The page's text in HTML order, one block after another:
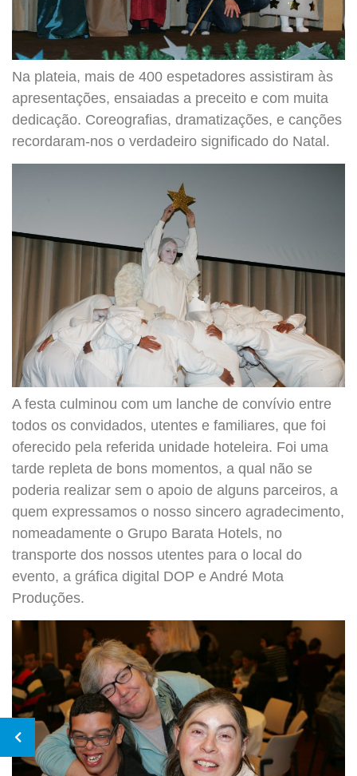
Na plateia, mais de 400 espetadores assistiram às
apresentações, ensaiadas a preceito e com muita
dedicação. Coreografias, dramatizações, e canções
recordaram-nos o verdadeiro significado do Natal.
A festa culminou com um lanche de convívio entre
todos os convidados, utentes e familiares, que foi
oferecido pela referida unidade hoteleira. Foi uma
tarde repleta de bons momentos, a qual não se
poderia realizar sem o apoio de alguns parceiros, a
quem expressamos o nosso sincero agradecimento,
nomeadamente o Grupo Barata Hotels, no
transporte dos nossos utentes para o local do
evento, a gráfica digital DOP e André Mota
Produções.